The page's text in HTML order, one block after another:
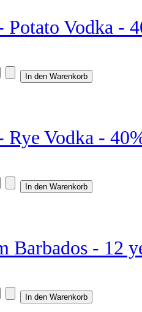
Potato Vodka -
Rye Vodka -
Barbados - 12